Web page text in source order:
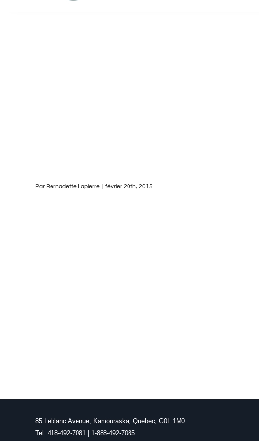
Par Bernadette Lapierre février 20th, 2015
85 Leblanc Avenue, Kamouraska, Quebec, G0L 1M0
Tel: 418-492-7081 | 1-888-492-7085